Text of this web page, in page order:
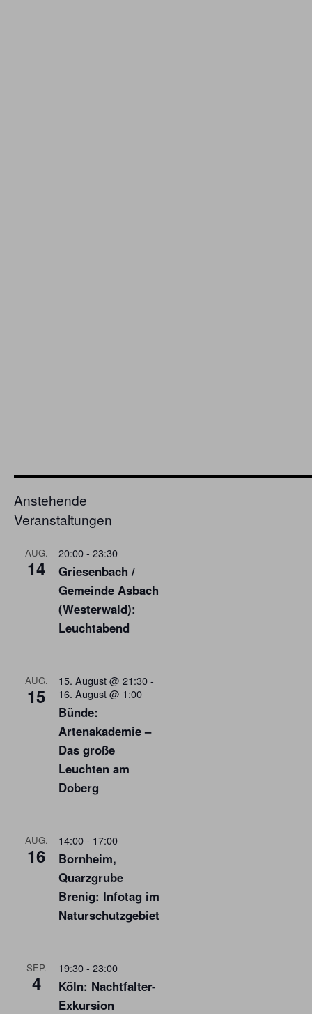
Anstehende
Veranstaltungen
AUG.
14
20:00- 23:30
Griesenbach /
Gemeinde Asbach
(Westerwald):
Leuchtabend
AUG.
15
15. August @ 21:30-
16. August @ 1:00
Bünde:
Artenakademie –
Das große
Leuchten am
Doberg
AUG.
16
14:00- 17:00
Bornheim,
Quarzgrube
Brenig: Infotag im
Naturschutzgebiet
SEP.
4
19:30- 23:00
Köln: Nachtfalter-
Exkursion